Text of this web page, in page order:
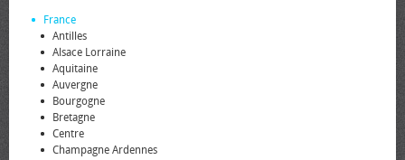
France
Antilles
Alsace Lorraine
Aquitaine
Auvergne
Bourgogne
Bretagne
Centre
Champagne Ardennes